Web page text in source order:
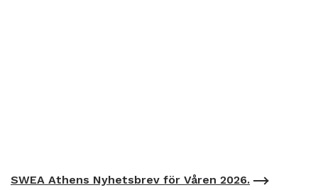
SWEA Athens Nyhetsbrev för Våren 2026.